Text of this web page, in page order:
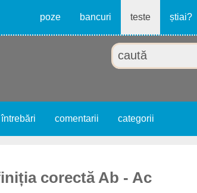
poze bancuri teste știai?
întrebări comentarii categorii
corectă Ab - Ac